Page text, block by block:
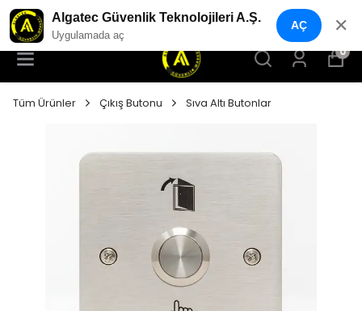
YENI NESIL GÜVENLIK GEÇIŞ SISTEMLERI
0
Tüm Ürünler Çıkış Butonu Sıva Altı Butonlar
Algatec Güvenlik Teknolojileri A.Ş.
Uygulamada aç
AÇ ✕